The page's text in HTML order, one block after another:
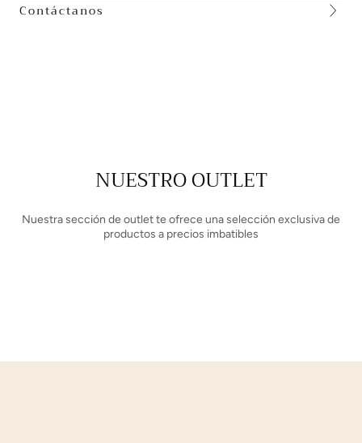
Contáctanos
NUESTRO OUTLET
Nuestra sección de outlet te ofrece una selección exclusiva de
productos a precios imbatibles